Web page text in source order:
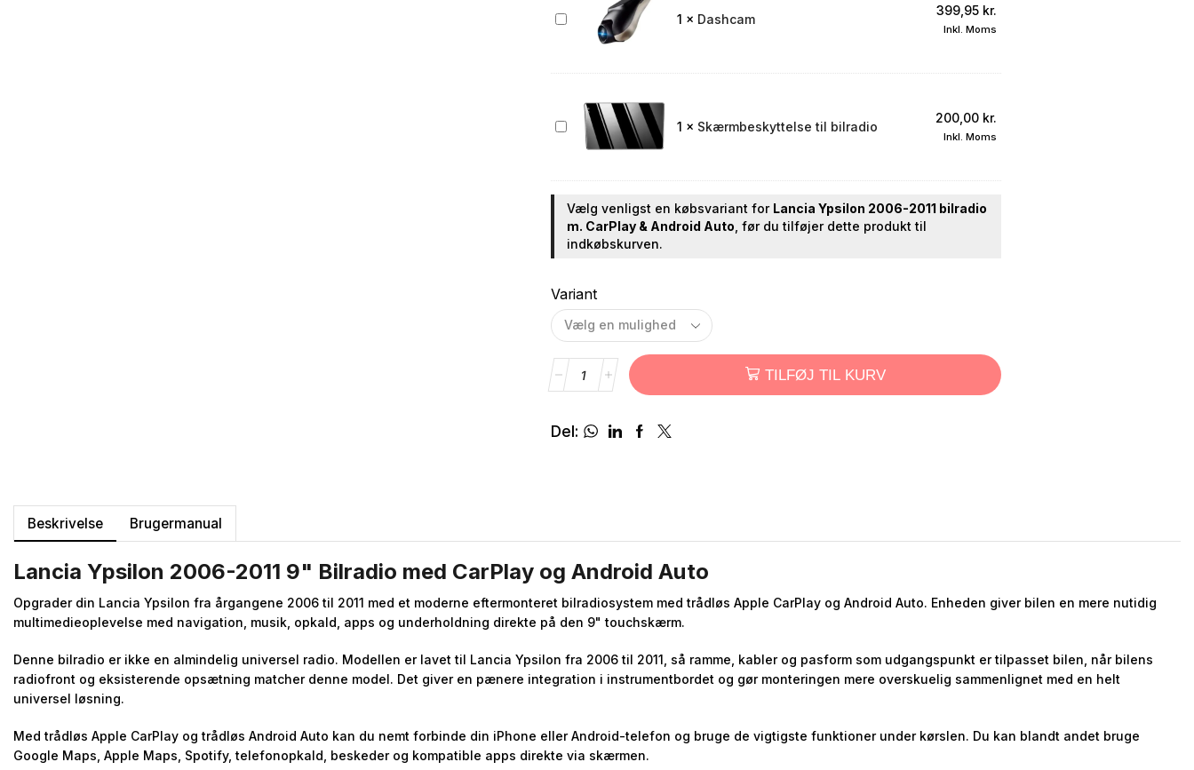
Dashcam 1 × Dashcam
399,95 kr.
Inkl. Moms
Skærmbeskyttelse
1 × Skærmbeskyttelse til bilradio
200,00 kr.
Inkl. Moms
Vælg venligst en købsvariant for Lancia Ypsilon 2006-2011 bilradio
m. CarPlay & Android Auto , før du tilføjer dette produkt til
indkøbskurven.
Variant
TILFØJ TIL KURV
Del:
Beskrivelse Brugermanual
Lancia Ypsilon 2006-2011 9" Bilradio med CarPlay og Android Auto
Opgrader din Lancia Ypsilon fra årgangene 2006 til 2011 med et moderne eftermonteret bilradiosystem med trådløs Apple CarPlay og Android Auto. Enheden giver bilen en mere nutidig
multimedieoplevelse med navigation, musik, opkald, apps og underholdning direkte på den 9" touchskærm.
Denne bilradio er ikke en almindelig universel radio. Modellen er lavet til Lancia Ypsilon fra 2006 til 2011, så ramme, kabler og pasform som udgangspunkt er tilpasset bilen, når bilens
radiofront og eksisterende opsætning matcher denne model. Det giver en pænere integration i instrumentbordet og gør monteringen mere overskuelig sammenlignet med en helt
universel løsning.
Med trådløs Apple CarPlay og trådløs Android Auto kan du nemt forbinde din iPhone eller Android-telefon og bruge de vigtigste funktioner under kørslen. Du kan blandt andet bruge
Google Maps, Apple Maps, Spotify, telefonopkald, beskeder og kompatible apps direkte via skærmen.